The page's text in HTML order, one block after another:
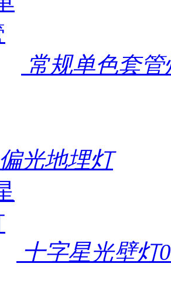
常规单色套管
偏光地埋灯
十字星光壁灯